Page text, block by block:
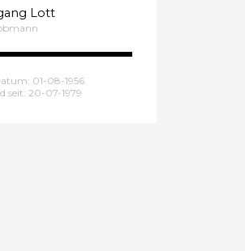
Lott
01-08-1956
seit: 20-07-1979